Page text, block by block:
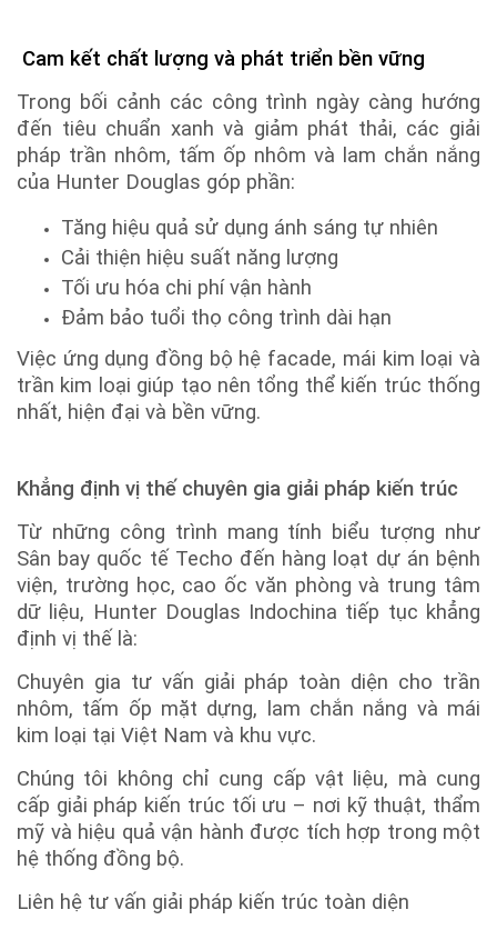
Cam kết chất lượng và phát triển bền vững
Trong bối cảnh các công trình ngày càng hướng
đến tiêu chuẩn xanh và giảm phát thải, các giải
pháp trần nhôm, tấm ốp nhôm và lam chắn nắng
của Hunter Douglas góp phần:
Tăng hiệu quả sử dụng ánh sáng tự nhiên
Cải thiện hiệu suất năng lượng
Tối ưu hóa chi phí vận hành
Đảm bảo tuổi thọ công trình dài hạn
Việc ứng dụng đồng bộ hệ facade, mái kim loại và
trần kim loại giúp tạo nên tổng thể kiến trúc thống
nhất, hiện đại và bền vững.
Khẳng định vị thế chuyên gia giải pháp kiến trúc
Từ những công trình mang tính biểu tượng như
Sân bay quốc tế Techo đến hàng loạt dự án bệnh
viện, trường học, cao ốc văn phòng và trung tâm
dữ liệu, Hunter Douglas Indochina tiếp tục khẳng
định vị thế là:
Chuyên gia tư vấn giải pháp toàn diện cho trần
nhôm, tấm ốp mặt dựng, lam chắn nắng và mái
kim loại tại Việt Nam và khu vực.
Chúng tôi không chỉ cung cấp vật liệu, mà cung
cấp giải pháp kiến trúc tối ưu – nơi kỹ thuật, thẩm
mỹ và hiệu quả vận hành được tích hợp trong một
hệ thống đồng bộ.
Liên hệ tư vấn giải pháp kiến trúc toàn diện